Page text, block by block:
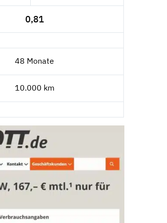
0,81
48 Monate
10.000 km